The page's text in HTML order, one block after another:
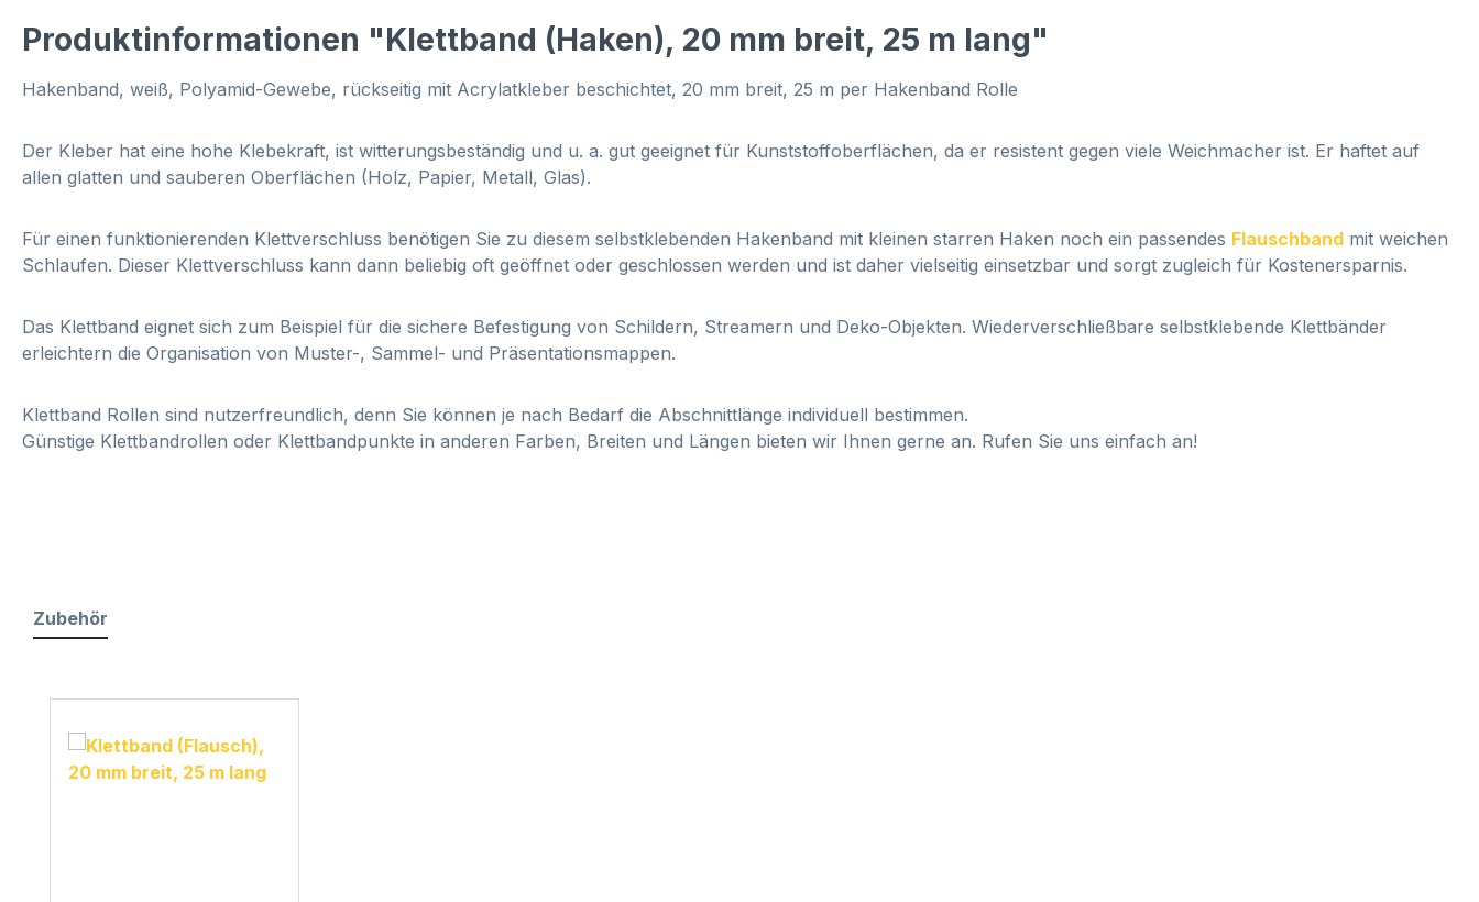
Produktinformationen "Klettband (Haken), 20 mm breit, 25 m lang"
Hakenband, weiß, Polyamid-Gewebe, rückseitig mit Acrylatkleber beschichtet, 20 mm breit, 25 m per Hakenband Rolle
Der Kleber hat eine hohe Klebekraft, ist witterungsbeständig und u. a. gut geeignet für Kunststoffoberflächen, da er resistent gegen viele Weichmacher ist. Er haftet auf
allen glatten und sauberen Oberflächen (Holz, Papier, Metall, Glas).
Für einen funktionierenden Klettverschluss benötigen Sie zu diesem selbstklebenden Hakenband mit kleinen starren Haken noch ein passendes Flauschband mit weichen
Schlaufen. Dieser Klettverschluss kann dann beliebig oft geöffnet oder geschlossen werden und ist daher vielseitig einsetzbar und sorgt zugleich für Kostenersparnis.
Das Klettband eignet sich zum Beispiel für die sichere Befestigung von Schildern, Streamern und Deko-Objekten. Wiederverschließbare selbstklebende Klettbänder
erleichtern die Organisation von Muster-, Sammel- und Präsentationsmappen.
Klettband Rollen sind nutzerfreundlich, denn Sie können je nach Bedarf die Abschnittlänge individuell bestimmen.
Günstige Klettbandrollen oder Klettbandpunkte in anderen Farben, Breiten und Längen bieten wir Ihnen gerne an. Rufen Sie uns einfach an!
Zubehör